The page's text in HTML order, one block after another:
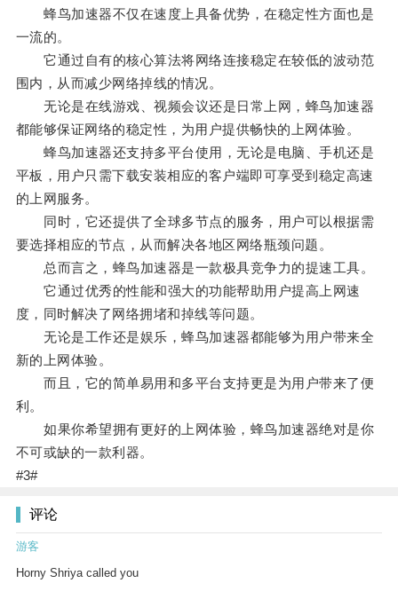
蜂鸟加速器不仅在速度上具备优势，在稳定性方面也是
一流的。
它通过自有的核心算法将网络连接稳定在较低的波动范
围内，从而减少网络掉线的情况。
无论是在线游戏、视频会议还是日常上网，蜂鸟加速器
都能够保证网络的稳定性，为用户提供畅快的上网体验。
蜂鸟加速器还支持多平台使用，无论是电脑、手机还是
平板，用户只需下载安装相应的客户端即可享受到稳定高速
的上网服务。
同时，它还提供了全球多节点的服务，用户可以根据需
要选择相应的节点，从而解决各地区网络瓶颈问题。
总而言之，蜂鸟加速器是一款极具竞争力的提速工具。
它通过优秀的性能和强大的功能帮助用户提高上网速
度，同时解决了网络拥堵和掉线等问题。
无论是工作还是娱乐，蜂鸟加速器都能够为用户带来全
新的上网体验。
而且，它的简单易用和多平台支持更是为用户带来了便
利。
如果你希望拥有更好的上网体验，蜂鸟加速器绝对是你
不可或缺的一款利器。
#3#
评论
游客
Horny Shriya called you